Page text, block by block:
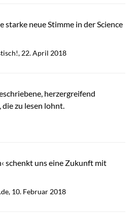
starke neue Stimme in der Science
22. April 2018
herzergreifend
zu lesen lohnt.
schenkt uns eine Zukunft mit
10. Februar 2018